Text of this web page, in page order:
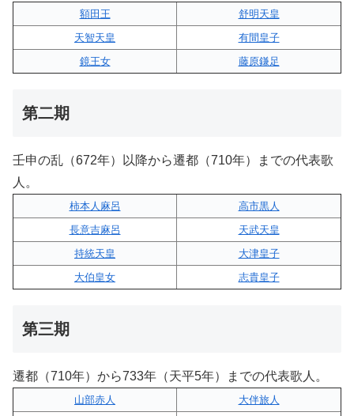
額田王
舒明天皇
天智天皇
有間皇子
鏡王女
藤原鎌足
第二期
壬申の乱（672年）以降から遷都（710年）までの代表歌
人。
柿本人麻呂
高市黒人
長意吉麻呂
天武天皇
持統天皇
大津皇子
大伯皇女
志貴皇子
第三期
遷都（710年）から733年（天平5年）までの代表歌人。
山部赤人
大伴旅人